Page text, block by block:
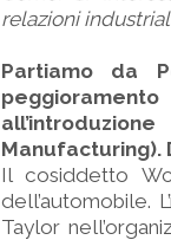
relazioni
Partiamo da
Manufacturing).
Il cosiddetto
dell’automobile.
Taylor